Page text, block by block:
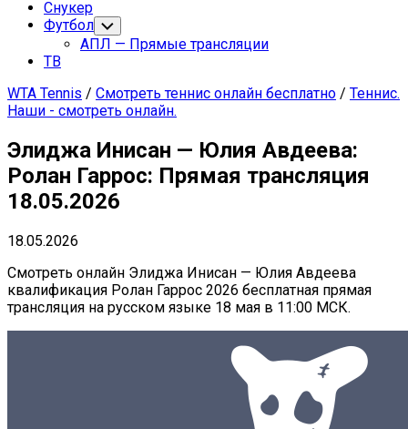
страница
Снукер
Футбол Переключатель
дочернего
меню
АПЛ — Прямые трансляции
ТВ
WTA Tennis / Смотреть теннис онлайн бесплатно / Теннис.
Наши - смотреть онлайн.
Элиджа Инисан — Юлия Авдеева:
Ролан Гаррос: Прямая трансляция
18.05.2026
18.05.2026
Смотреть онлайн Элиджа Инисан — Юлия Авдеева
квалификация Ролан Гаррос 2026 бесплатная прямая
трансляция на русском языке 18 мая в 11:00 МСК.